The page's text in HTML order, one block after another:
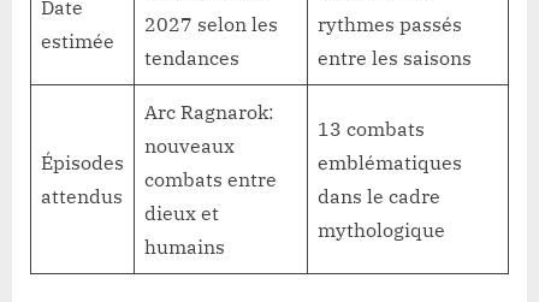
Date
estimée
2027 selon les
tendances
rythmes passés
entre les saisons
Épisodes
attendus
Arc Ragnarok:
nouveaux
combats entre
dieux et
humains
13 combats
emblématiques
dans le cadre
mythologique